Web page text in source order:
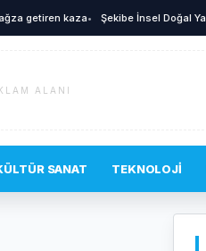
kaza• Şekibe İnsel Doğal Yaşam
ALANI
SANAT TEKNOLOJI